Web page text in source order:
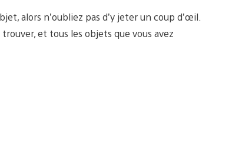
alors n’oubliez pas d’y jeter un coup d’œil.
et tous les objets que vous avez